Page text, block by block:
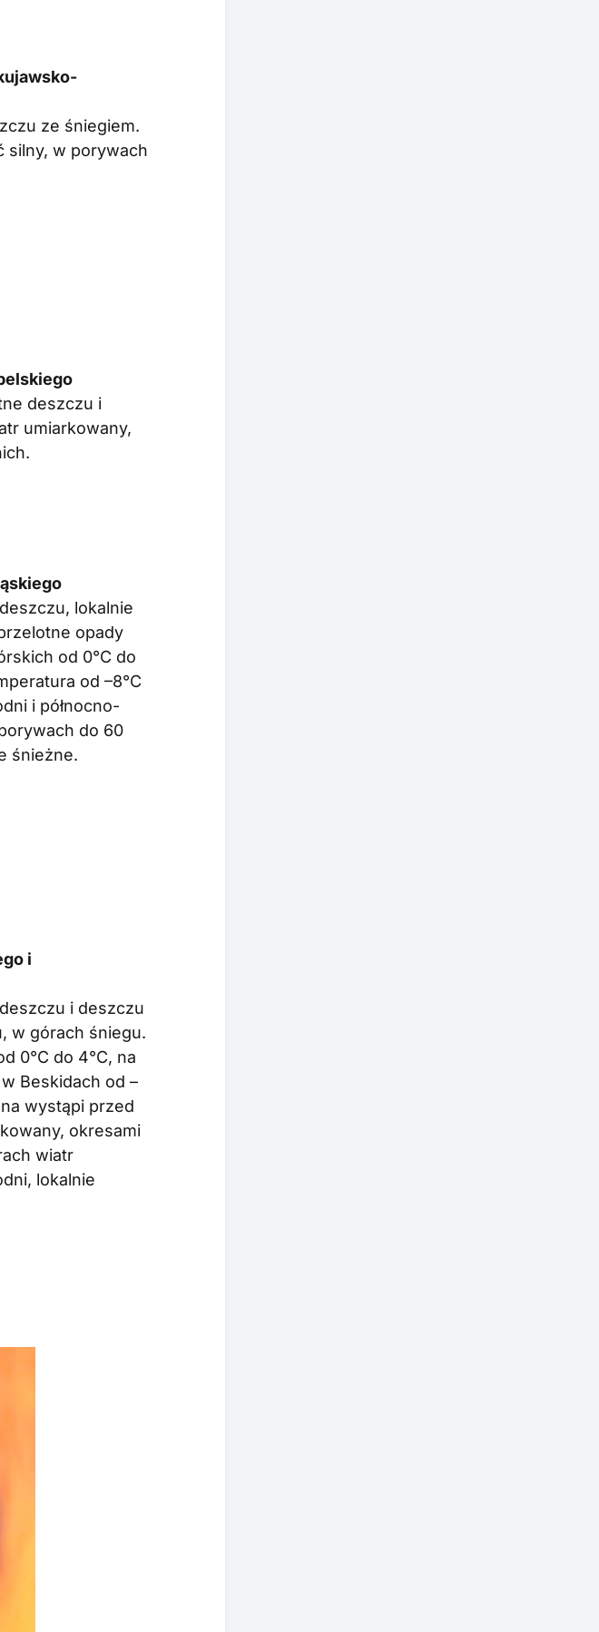
ze śniegiem.
silny, w porywach
deszczu i
umiarkowany,
lokalnie
opady
od 0°C do
od –8°C
i północno-
do 60
śnieżne.
i
i deszczu
w górach śniegu.
0°C do 4°C, na
Beskidach od –
wystąpi przed
okresami
wiatr
lokalnie